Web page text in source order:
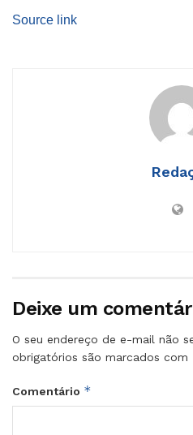
Source link
Deixe um
O seu endereço de e-mail não
obrigatórios são marcados com
Comentário *